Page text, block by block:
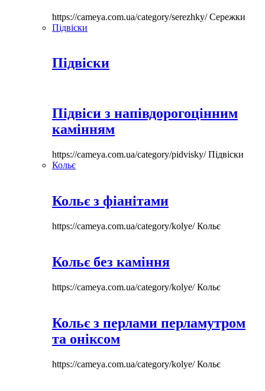
https://cameya.com.ua/category/serezhky/Сережки
Підвіски
Підвіски
Підвіси з напівдорогоцінним
камінням
https://cameya.com.ua/category/pidvisky/Підвіски
Кольє
Кольє з фіанітами
https://cameya.com.ua/category/kolye/Кольє
Кольє без каміння
https://cameya.com.ua/category/kolye/Кольє
Кольє з перлами перламутром
та оніксом
https://cameya.com.ua/category/kolye/Кольє